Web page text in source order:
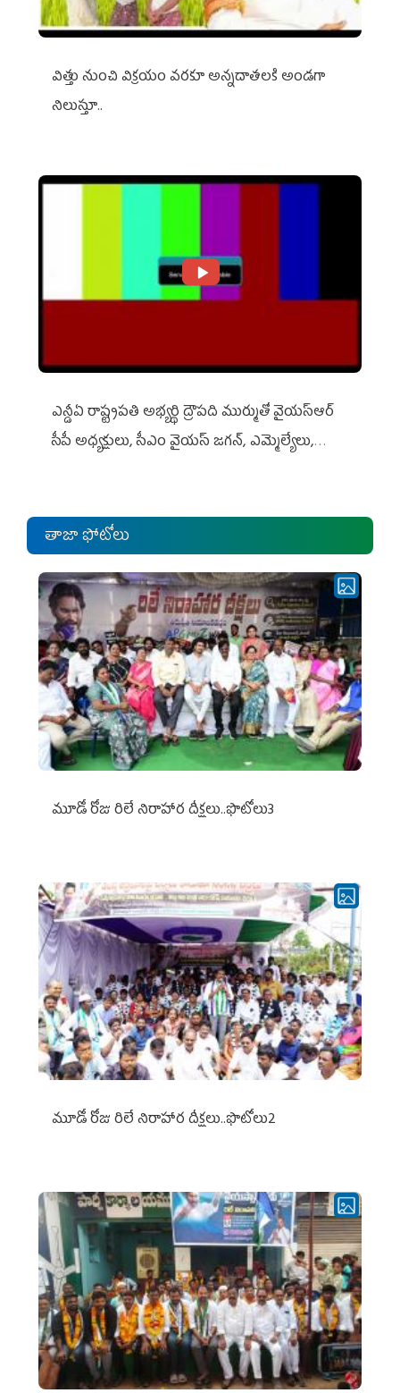
విత్తు నుంచి విక్రయం వరకూ అన్నదాతలకి అండగా
నిలుస్తూ..
ఎన్డీఏ రాష్ట్ర‌ప‌తి అభ్య‌ర్థి ద్రౌప‌ది ముర్ముతో వైయ‌స్ఆర్
సీపీ అధ్య‌క్షులు, సీఎం వైయ‌స్ జ‌గ‌న్, ఎమ్మెల్యేలు,
తాజా ఫోటోలు
మూడో రోజు రిలే నిరాహార దీక్షలు..ఫొటోలు3
మూడో రోజు రిలే నిరాహార దీక్షలు..ఫొటోలు2